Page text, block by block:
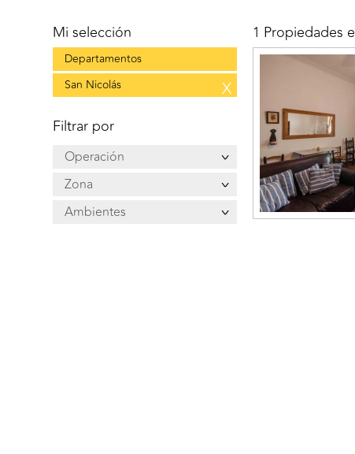
Mi selección
Departamentos
San Nicolás
X
Filtrar por
Operación
Zona
Ambientes
1 Propiedades